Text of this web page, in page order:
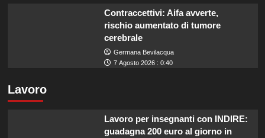
Contraccettivi: Aifa avverte,
rischio aumentato di tumore
cerebrale
Germana Bevilacqua
7 Agosto 2026 : 0:40
Lavoro
Lavoro per insegnanti con INDIRE:
guadagna 200 euro al giorno in